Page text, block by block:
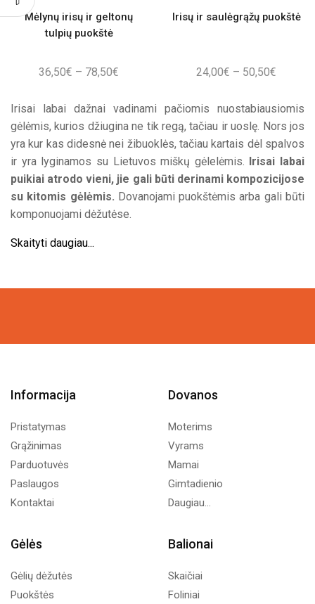
Mėlynų irisų ir geltonų
tulpių puokštė
36,50€ – 78,50€
36,50€
through
78,50€
Irisų ir saulėgrąžų puokštė
24,00€ – 50,50€
24,00€
through
50,50€
Irisai labai dažnai vadinami pačiomis nuostabiausiomis
gėlėmis, kurios džiugina ne tik regą, tačiau ir uoslę. Nors jos
yra kur kas didesnė nei žibuoklės, tačiau kartais dėl spalvos
ir yra lyginamos su Lietuvos miškų gėlelėmis. Irisai labai
puikiai atrodo vieni, jie gali būti derinami kompozicijose
su kitomis gėlėmis. Dovanojami puokštėmis arba gali būti
komponuojami dėžutėse.
Skaityti daugiau...
Informacija
Pristatymas
Grąžinimas
Parduotuvės
Paslaugos
Kontaktai
Dovanos
Moterims
Vyrams
Mamai
Gimtadienio
Daugiau...
Gėlės
Gėlių dėžutės
Puokštės
Balionai
Skaičiai
Foliniai